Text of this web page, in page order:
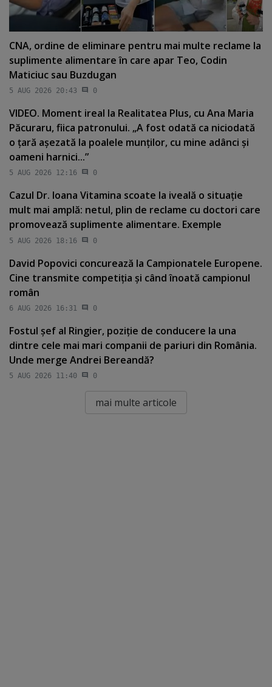
CNA, ordine de eliminare pentru mai multe reclame la
suplimente alimentare în care apar Teo, Codin
Maticiuc sau Buzdugan
5 AUG 2026 20:43 0
VIDEO. Moment ireal la Realitatea Plus, cu Ana Maria
Păcuraru, fiica patronului. „A fost odată ca niciodată
o ţară aşezată la poalele munţilor, cu mine adânci şi
oameni harnici...”
5 AUG 2026 12:16 0
Cazul Dr. Ioana Vitamina scoate la iveală o situaţie
mult mai amplă: netul, plin de reclame cu doctori care
promovează suplimente alimentare. Exemple
5 AUG 2026 18:16 0
David Popovici concurează la Campionatele Europene.
Cine transmite competiţia şi când înoată campionul
român
6 AUG 2026 16:31 0
Fostul şef al Ringier, poziţie de conducere la una
dintre cele mai mari companii de pariuri din România.
Unde merge Andrei Bereandă?
5 AUG 2026 11:40 0
mai multe articole